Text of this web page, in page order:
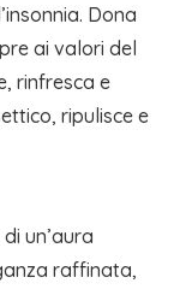
Dona
ai valori del
rinfresca e
ripulisce e
un’aura
raffinata,